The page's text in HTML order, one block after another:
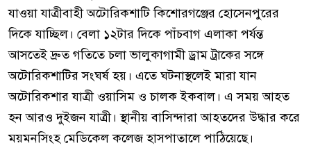
যাওয়া যাত্রীবাহী অটোরিকশাটি কিশোরগঞ্জের হোসেনপুরের
দিকে যাচ্ছিল। বেলা ১২টার দিকে পাঁচবাগ এলাকা পর্যন্ত
আসতেই দ্রুত গতিতে চলা ভালুকাগামী ড্রাম ট্রাকের সঙ্গে
অটোরিকশাটির সংঘর্ষ হয়। এতে ঘটনাস্থলেই মারা যান
অটোরিকশার যাত্রী ওয়াসিম ও চালক ইকবাল। এ সময় আহত
হন আরও দুইজন যাত্রী। স্থানীয় বাসিন্দারা আহতদের উদ্ধার করে
ময়মনসিংহ মেডিকেল কলেজ হাসপাতালে পাঠিয়েছে।